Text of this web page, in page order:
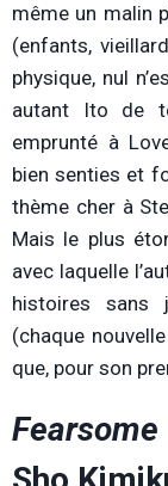
même un malin
(enfants,
physique, nul
autant Ito de
emprunté à
bien senties et
thème cher à
Mais le plus
avec laquelle
histoires sans
(chaque
que, pour son